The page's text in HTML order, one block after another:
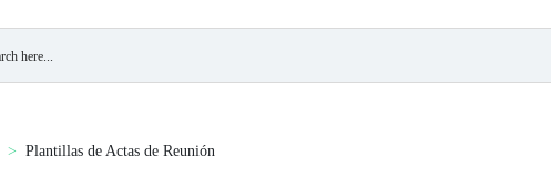
Plantillas de Actas de Reunión